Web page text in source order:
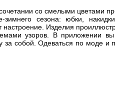
со смелыми цветами
сезона: юбки, накидки,
Изделия
узоров. В приложении вы
за собой. Одеваться по моде и